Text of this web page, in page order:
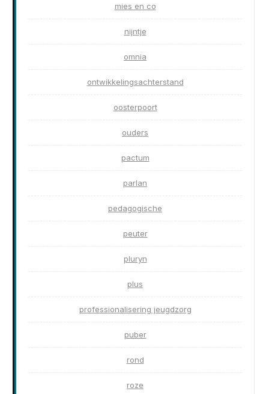
mies en co
nijntje
omnia
ontwikkelingsachterstand
oosterpoort
ouders
pactum
parlan
pedagogische
peuter
pluryn
plus
professionalisering jeugdzorg
puber
rond
roze